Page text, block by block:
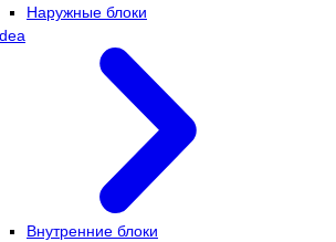
Наружные блоки
Внутренние блоки